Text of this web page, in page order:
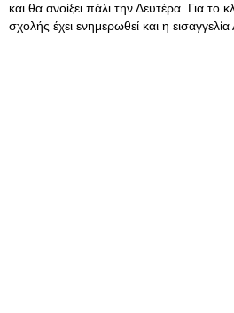
και θα ανοίξει πάλι την Δευτέρα. Για το
σχολής έχει ενημερωθεί και η